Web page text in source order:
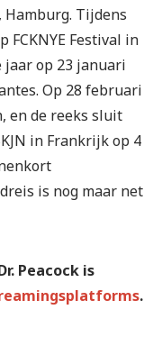
Hamburg. Tijdens
FCKNYE Festival in
op 23 januari
Op 28 februari
en de reeks sluit
in Frankrijk op 4
is nog maar net
Peacock is
.